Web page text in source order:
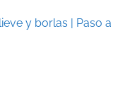
y borlas | Paso a